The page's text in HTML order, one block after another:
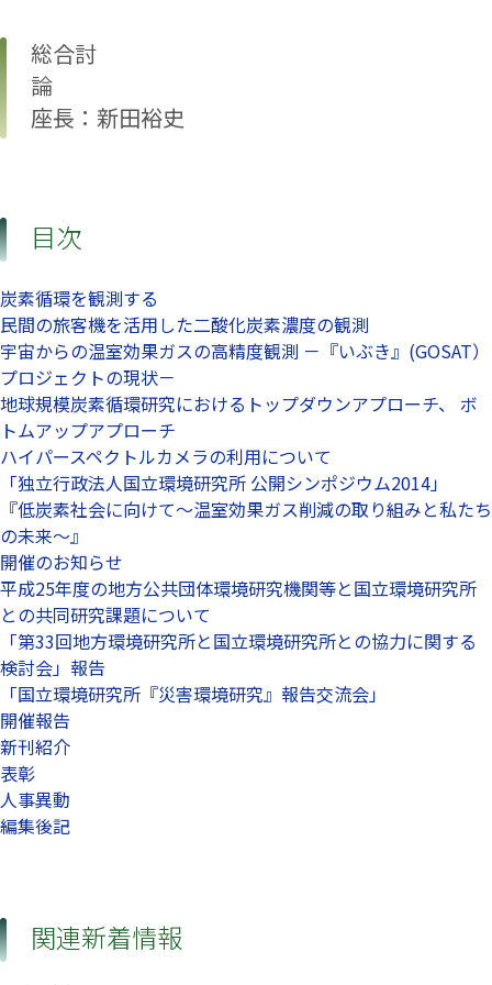
総合討
座長：新田裕史
目次
炭素循環を観測する
民間の旅客機を活用した二酸化炭素濃度の観測
宇宙からの温室効果ガスの高精度観測 －『いぶき』(GOSAT）
プロジェクトの現状－
地球規模炭素循環研究におけるトップダウンアプローチ、 ボ
トムアップアプローチ
ハイパースペクトルカメラの利用について
「独立行政法人国立環境研究所 公開シンポジウム2014」
『低炭素社会に向けて～温室効果ガス削減の取り組みと私たち
の未来～』
開催のお知らせ
平成25年度の地方公共団体環境研究機関等と国立環境研究所
との共同研究課題について
「第33回地方環境研究所と国立環境研究所との協力に関する
検討会」報告
「国立環境研究所『災害環境研究』報告交流会」
開催報告
新刊紹介
表彰
人事異動
編集後記
関連新着情報